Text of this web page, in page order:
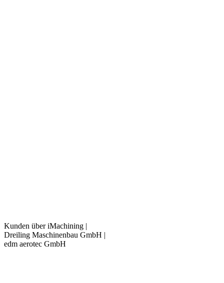
Kunden über iMachining |
Dreiling Maschinenbau GmbH |
edm aerotec GmbH